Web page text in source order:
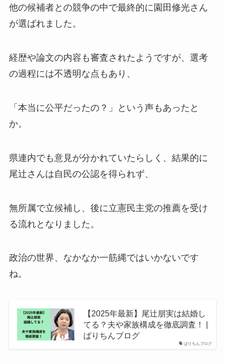
他の候補者との競争の中で最終的に園田修光さん
が選ばれました。
経歴や論文の内容も審査されたようですが、選考
の過程には不透明な点もあり、
「本当に公平だったの？」という声もあったと
か。
県連内でも意見が分かれていたらしく、結果的に
尾辻さんは自民の公認を得られず、
無所属で立候補し、後に立憲民主党の推薦を受け
る流れとなりました。
政治の世界、なかなか一筋縄ではいかないです
ね。
ばりちんブログ
【2025年最新】尾辻朋実は結婚し
てる？夫や家族構成を徹底調査！ |
ばりちんブログ